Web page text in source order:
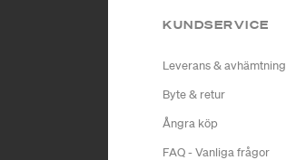
KUNDSERVICE
Leverans & avhämtning
Byte & retur
Ångra köp
FAQ - Vanliga frågor